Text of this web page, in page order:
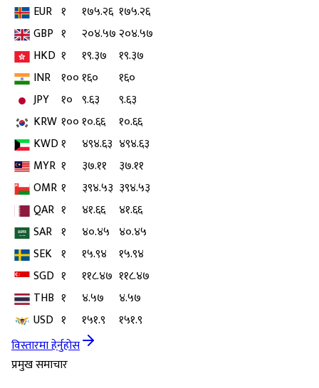
EUR १ १७५.२६ १७५.२६
GBP १ २०४.५७ २०४.५७
HKD १ १९.३७
१९.३७
INR १००१६०
१६०
JPY
१० ९.६३
९.६३
KRW १००१०.६६
१०.६६
KWD१ ४९४.६३ ४९४.६३
MYR १ ३७.११
३७.११
OMR १ ३९४.५३ ३९४.५३
QAR १ ४१.६६
४१.६६
SAR १ ४०.४५ ४०.४५
SEK १ १५.९४
१५.९४
SGD १ ११८.४७ ११८.४७
THB १ ४.५७
४.५७
USD १ १५१.९
१५१.९
विस्तारमा हेर्नुहोस
प्रमुख समाचार